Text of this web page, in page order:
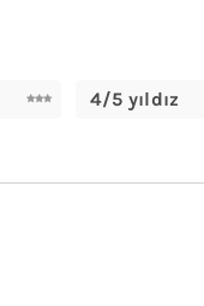
4/5 yıldız